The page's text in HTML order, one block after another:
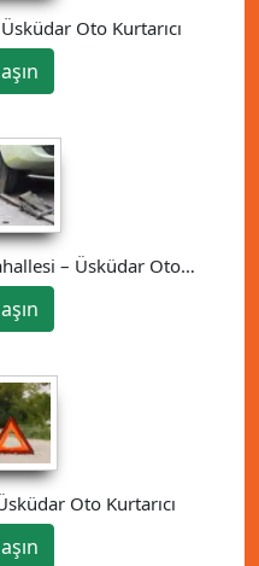
Oto Kurtarıcı
– Üsküdar Oto
Oto Kurtarıcı